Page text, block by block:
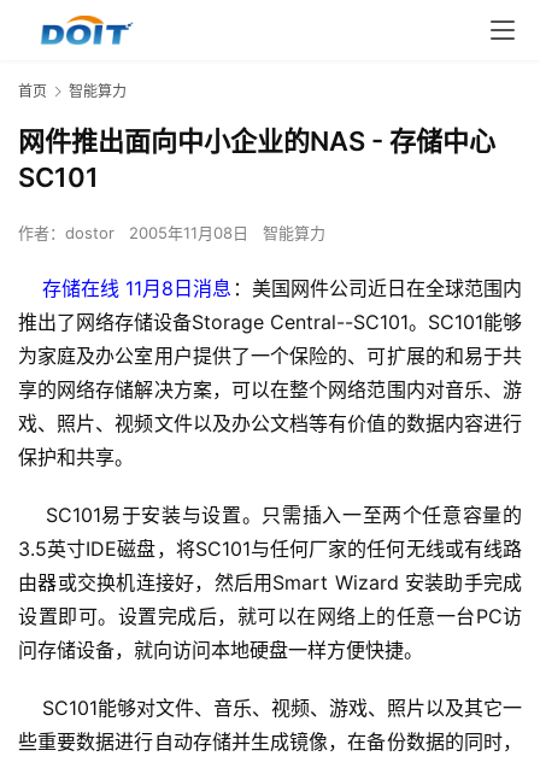
首页 智能算力
网件推出面向中小企业的NAS - 存储中心
SC101
作者： dostor 2005年11月08日 智能算力
存储在线 11月8日消息 ：美国网件公司近日在全球范围内
推出了网络存储设备Storage Central--SC101。SC101能够
为家庭及办公室用户提供了一个保险的、可扩展的和易于共
享的网络存储解决方案，可以在整个网络范围内对音乐、游
戏、照片、视频文件以及办公文档等有价值的数据内容进行
保护和共享。
SC101易于安装与设置。只需插入一至两个任意容量的
3.5英寸IDE磁盘，将SC101与任何厂家的任何无线或有线路
由器或交换机连接好，然后用Smart Wizard 安装助手完成
设置即可。设置完成后，就可以在网络上的任意一台PC访
问存储设备，就向访问本地硬盘一样方便快捷。
SC101能够对文件、音乐、视频、游戏、照片以及其它一
些重要数据进行自动存储并生成镜像，在备份数据的同时，